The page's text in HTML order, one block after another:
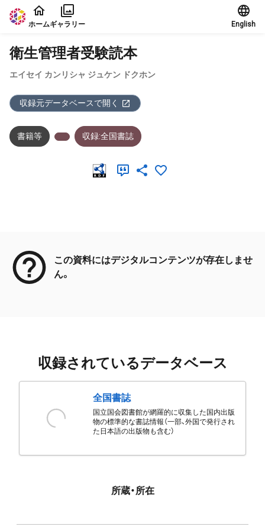
本文に飛ぶ
ホームギャラリー English
衛生管理者受験読本
エイセイ カンリシャ ジュケン ドクホン
収録元データベースで開く
書籍等 収録:全国書誌
この資料にはデジタルコンテンツが存在しませ
ん。
収録されているデータベース
全国書誌
国立国会図書館が網羅的に収集した国内出版
物の標準的な書誌情報（一部、外国で発行され
た日本語の出版物も含む）
所蔵・所在